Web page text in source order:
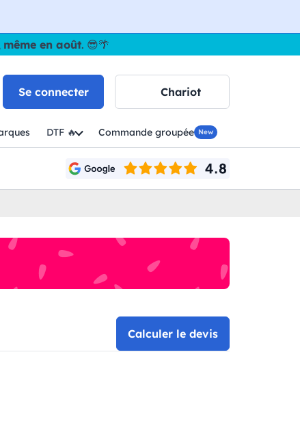
même en août. 😎🌴
Se connecter Chariot
DTF 🔥 Commande groupée New
Calculer le devis